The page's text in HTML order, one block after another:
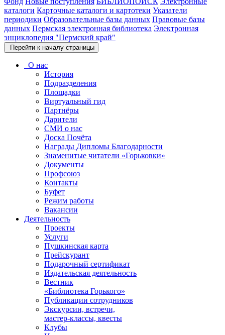
каталоги Карточные каталоги и картотеки Указатели
периодики Образовательные базы данных Правовые базы
данных Пермская электронная библиотека Электронная
энциклопедия "Пермский край"
Перейти к началу страницы
О нас
История
Подразделения
Площадки
Виртуальный гид
Партнёры
Дарители
СМИ о нас
Доска Почёта
Награды Дипломы Благодарности
Знаменитые читатели «Горьковки»
Документы
Профсоюз
Контакты
Буфет
Режим работы
Вакансии
Деятельность
Проекты
Услуги
Пушкинская карта
Прейскурант
Подарочный сертификат
Издательская деятельность
Вестник
«Библиотека Горького»
Публикации сотрудников
Экскурсии, встречи,
мастер-классы, квесты
Клубы